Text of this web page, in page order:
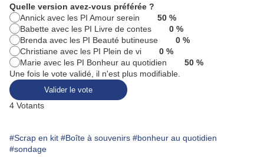
Quelle version avez-vous préférée ?
Annick avec les PI Amour serein
50 %
Babette avec les PI Livre de contes
0 %
Brenda avec les PI Beauté butineuse
0 %
Christiane avec les PI Plein de vi
0 %
Marie avec les PI Bonheur au quotidien
50 %
Une fois le vote validé, il n'est plus modifiable.
Valider le vote
4 Votants
#Scrap en kit #Boîte à souvenirs #bonheur au quotidien
#sondage